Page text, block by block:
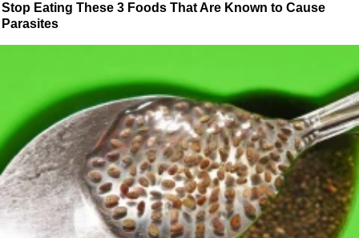
Stop Eating These 3 Foods That Are Known to Cause
Parasites